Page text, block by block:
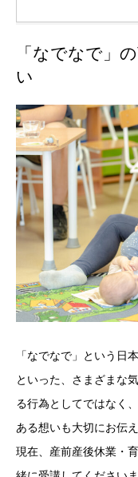
「なでなで」
い
「なでなで」という日
といった、さまざまな
る行為としてではなく
ある想いも大切にお伝え
現在、産前産後休業・